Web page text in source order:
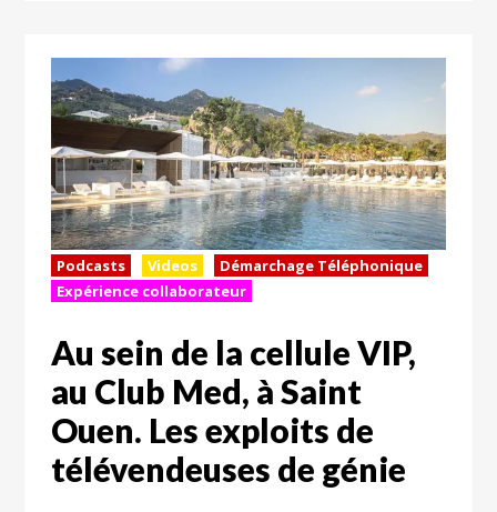
Podcasts Videos
Démarchage Téléphonique
Expérience collaborateur
Au sein de la cellule VIP,
au Club Med, à Saint
Ouen. Les exploits de
télévendeuses de génie